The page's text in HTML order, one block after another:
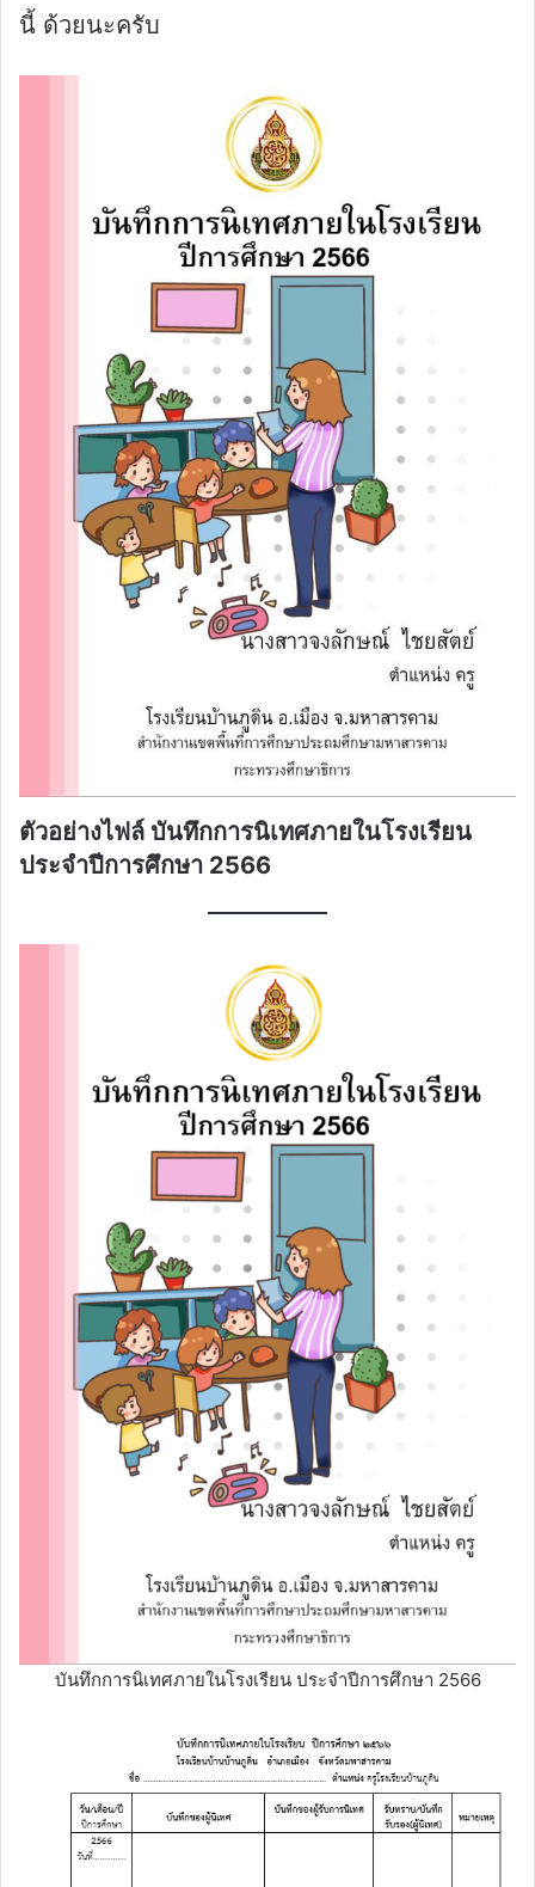
นี้ ด้วยนะครับ
ตัวอย่างไฟล์ บันทึกการนิเทศภายในโรงเรียน
ประจำปีการศึกษา 2566
บันทึกการนิเทศภายในโรงเรียน ประจำปีการศึกษา 2566